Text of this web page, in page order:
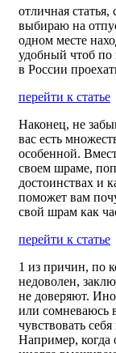
отличная
выбираю на
одном месте
удобный чтоб по
в России
перейти к статье
Наконец, не
вас есть
особенной.
своем шраме,
достоинствах и
поможет вам
свой шрам как
перейти к статье
1 из причин, по
недоволен,
не доверяют.
или сомневаюсь
чувствовать
Например, когда